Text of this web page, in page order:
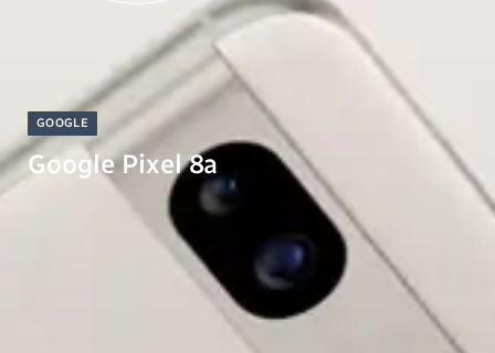
GOOGLE
Google Pixel 8a